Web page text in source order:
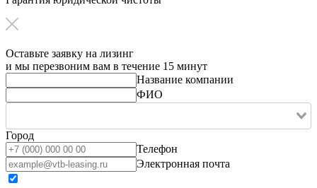
Оставьте заявку на лизинг
и мы перезвоним вам в течение 15 минут
Название компании
ФИО
Город
Телефон
Электронная почта